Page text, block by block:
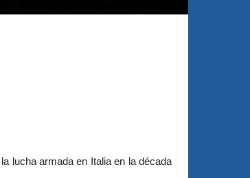
lucha armada en Italia en la década